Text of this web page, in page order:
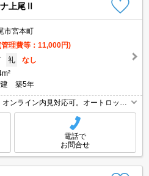
上尾Ⅱ
市宮本町
管理費等：11,000円)
礼
なし
建 築5年
ンライン内見対応可。オートロッ
り。鉄筋コンクリート造。エアコン付
歩3分！。買い物便利。
電話で
お問合せ